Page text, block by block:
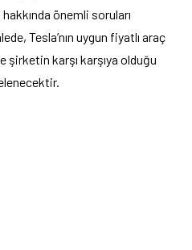
önemli soruları
Tesla’nın uygun fiyatlı araç
karşı karşıya olduğu